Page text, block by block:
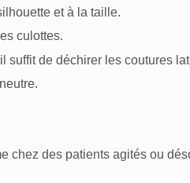
et à la taille.
culottes.
suffit de déchirer les coutures
chez des patients agités ou